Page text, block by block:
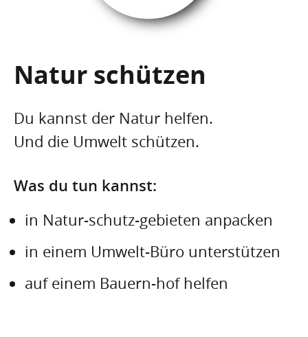
Natur schützen
Du kannst der Natur helfen.
Und die Umwelt schützen.
Was du tun kannst:
in Natur-schutz-gebieten anpacken
in einem Umwelt-Büro unterstützen
auf einem Bauern-hof helfen